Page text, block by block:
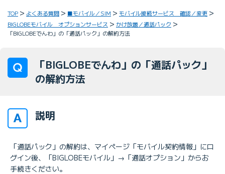
TOP よくある質問 ■モバイル／SIM
モバイル接続サービス 確認／変更
BIGLOBEモバイル オプションサービス
かけ放題／通話パック
「BIGLOBEでんわ」の「通話パック」の解約方法
「BIGLOBEでんわ」の「通話パック」
の解約方法
説明
「通話パック」の解約は、マイページ「モバイル契約情報」にロ
グイン後、「BIGLOBEモバイル」→「通話オプション」からお
手続きください。